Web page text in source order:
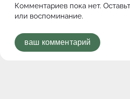
Комментариев пока нет.
или воспоминание.
ваш комментарий